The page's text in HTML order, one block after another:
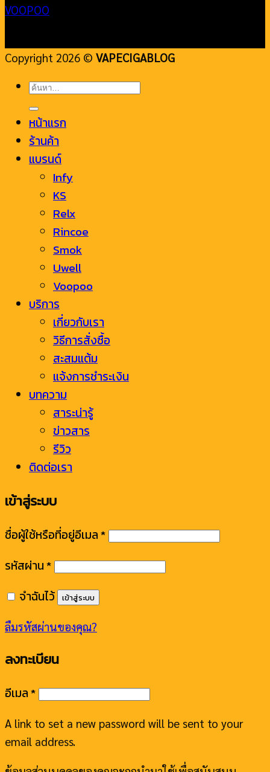
VOOPOO
Copyright 2026 © VAPECIGABLOG
ค้นหา:
หน้าแรก
ร้านค้า
แบรนด์
Infy
KS
Relx
Rincoe
Smok
Uwell
Voopoo
บริการ
เกี่ยวกับเรา
วิธีการสั่งซื้อ
สะสมแต้ม
แจ้งการชำระเงิน
บทความ
สาระน่ารู้
ข่าวสาร
รีวิว
ติดต่อเรา
เข้าสู่ระบบ
ชื่อผู้ใช้หรือที่อยู่อีเมล*
รหัสผ่าน*
จำฉันไว้ เข้าสู่ระบบ
ลืมรหัสผ่านของคุณ?
ลงทะเบียน
อีเมล*
A link to set a new password will be sent to your
email address.